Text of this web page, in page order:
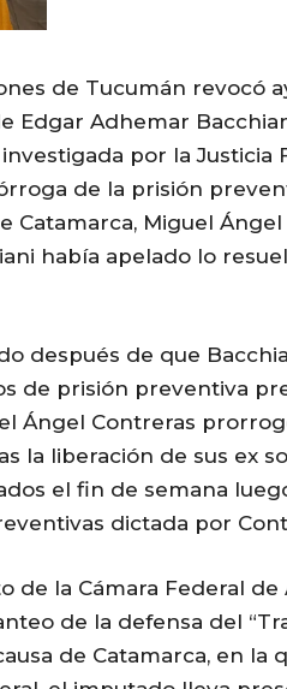
de Tucumán revocó
Edgar Adhemar
por la Justicia
de la prisión
Catamarca, Miguel
había apelado lo
después de que
de prisión preventiva
Ángel Contreras
la liberación de sus ex
el fin de semana
dictada por
de la Cámara Federal de
de la defensa del
de Catamarca, en la